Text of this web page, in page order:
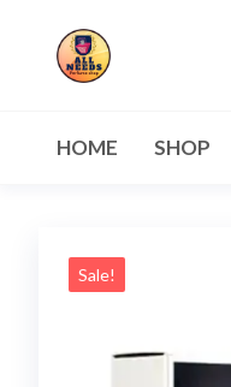
HOME SHOP
Sale!